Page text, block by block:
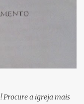
olhos
desterro, mostrai-nos
ó piedosa, ó
Santa Mãe de Deus.
Cristo. Amém.
Procure a igreja mais